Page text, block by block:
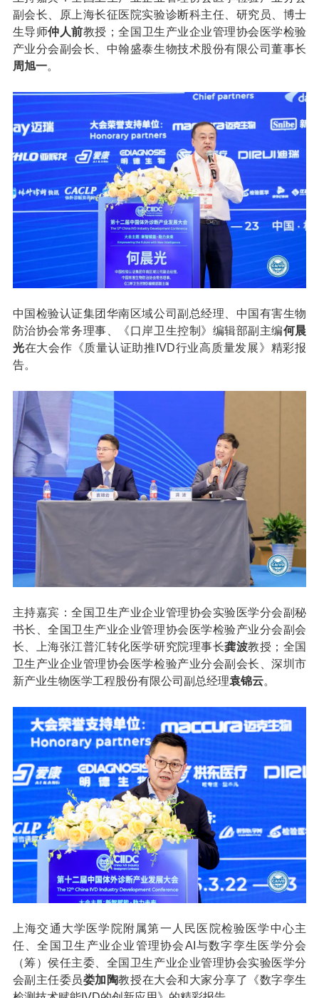
副会长、原上海长征医院实验诊断科主任、研究员、博士
生导师仲人前教授；全国卫生产业企业管理协会医学检验
产业分会副会长、中翰盛泰生物技术股份有限公司董事长
周旭一。
中国检验认证集团华南区域公司副总经理、中国有害生物
防治协会常务理事、《口岸卫生控制》编辑部副主编何晨
光在大会作《质量认证助推IVD行业高质量发展》精彩报
告。
主持嘉宾：全国卫生产业企业管理协会实验医学分会副秘
书长、全国卫生产业企业管理协会医学检验产业分会副会
长、上海张江普汇转化医学研究院理事长龚波教授；全国
卫生产业企业管理协会医学检验产业分会副会长、深圳市
新产业生物医学工程股份有限公司副总经理袁锦云。
上海交通大学医学院附属第一人民医院检验医学中心主
任、全国卫生产业企业管理协会AI与数字孪生医学分会
（筹）侯任主委、全国卫生产业企业管理协会实验医学分
会副主任委员娄加陶教授在大会和大家分享了《数字孪生